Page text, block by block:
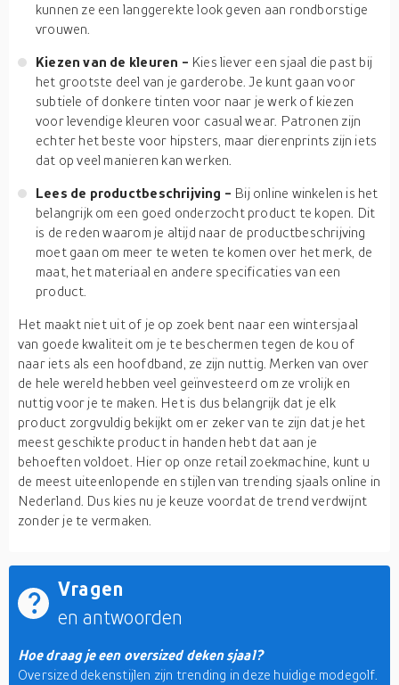
kunnen ze een langgerekte look geven aan rondborstige
vrouwen.
Kiezen van de kleuren - Kies liever een sjaal die past bij
het grootste deel van je garderobe. Je kunt gaan voor
subtiele of donkere tinten voor naar je werk of kiezen
voor levendige kleuren voor casual wear. Patronen zijn
echter het beste voor hipsters, maar dierenprints zijn iets
dat op veel manieren kan werken.
Lees de productbeschrijving - Bij online winkelen is het
belangrijk om een goed onderzocht product te kopen. Dit
is de reden waarom je altijd naar de productbeschrijving
moet gaan om meer te weten te komen over het merk, de
maat, het materiaal en andere specificaties van een
product.
Het maakt niet uit of je op zoek bent naar een wintersjaal
van goede kwaliteit om je te beschermen tegen de kou of
naar iets als een hoofdband, ze zijn nuttig. Merken van over
de hele wereld hebben veel geïnvesteerd om ze vrolijk en
nuttig voor je te maken. Het is dus belangrijk dat je elk
product zorgvuldig bekijkt om er zeker van te zijn dat je het
meest geschikte product in handen hebt dat aan je
behoeften voldoet. Hier op onze retail zoekmachine, kunt u
de meest uiteenlopende en stijlen van trending sjaals online in
Nederland. Dus kies nu je keuze voordat de trend verdwijnt
zonder je te vermaken.
Vragen
en antwoorden
Hoe draag je een oversized deken sjaal?
Oversized dekenstijlen zijn trending in deze huidige modegolf.